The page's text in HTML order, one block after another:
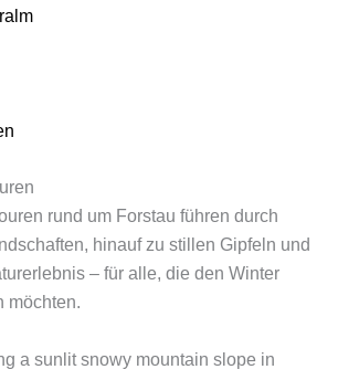
rund um Forstau führen durch
hinauf zu stillen Gipfeln und
– für alle, die den Winter
möchten.